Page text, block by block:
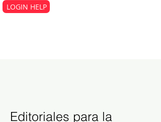
LOGIN HELP
Editoriales para la